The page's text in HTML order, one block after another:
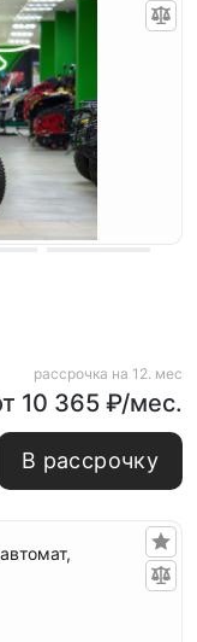
рассрочка на 12. мес
10 365 ₽/мес.
В рассрочку